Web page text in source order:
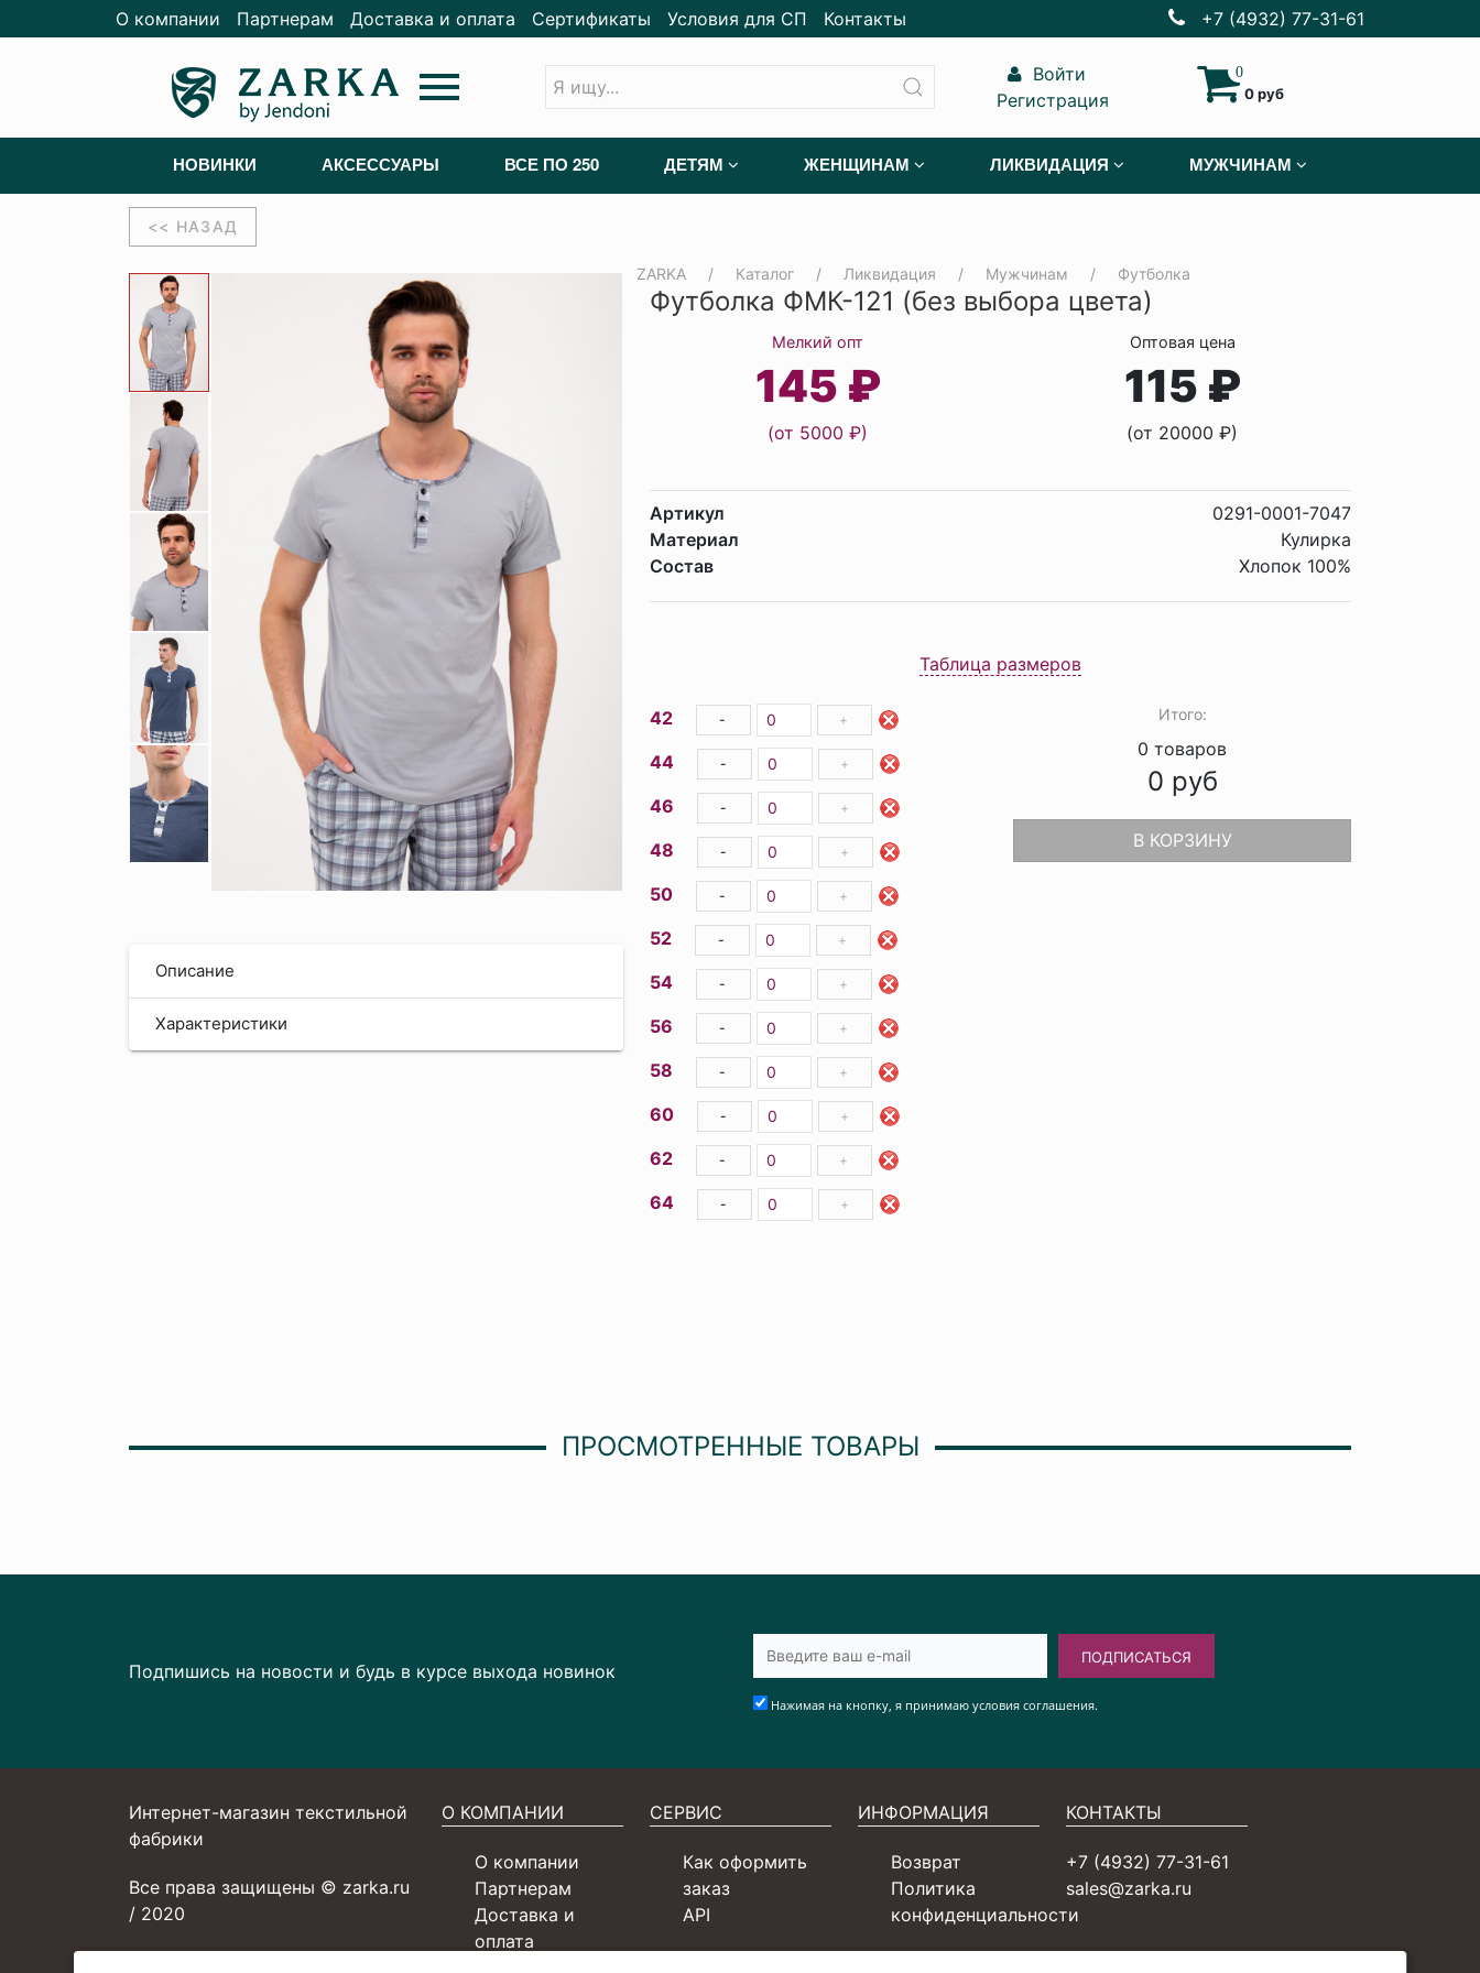
О компании Партнерам Доставка и оплата Сертификаты Условия для СП Контакты +7 (4932) 77-31-61
menu
Войти
Регистрация
0
0 руб
НОВИНКИ АКСЕССУАРЫ ВСЕ ПО 250 ДЕТЯМ ЖЕНЩИНАМ ЛИКВИДАЦИЯ МУЖЧИНАМ
<< НАЗАД
Описание
Характеристики
ZARKA Каталог Ликвидация Мужчинам Футболка
Футболка ФМК-121 (без выбора цвета)
Мелкий опт
145 ₽
(от 5000 ₽)
Оптовая цена
115 ₽
(от 20000 ₽)
Артикул
0291-0001-7047
Материал
Кулирка
Состав
Хлопок 100%
Таблица размеров
42 - +
44 - +
46 - +
48 - +
50 - +
52 - +
54 - +
56 - +
58 - +
60 - +
62 - +
64 - +
Итого:
0 товаров
0 руб
В КОРЗИНУ
ПРОСМОТРЕННЫЕ ТОВАРЫ
Подпишись на новости и будь в курсе выхода новинок
ПОДПИСАТЬСЯ
Нажимая на кнопку, я принимаю условия соглашения.
Интернет-магазин текстильной
фабрики
Все права защищены © zarka.ru
/ 2020
О КОМПАНИИ
О компании
Партнерам
Доставка и
оплата
СЕРВИС
Как оформить
заказ
API
ИНФОРМАЦИЯ
Возврат
Политика
конфиденциальности
КОНТАКТЫ
+7 (4932) 77-31-61
sales@zarka.ru